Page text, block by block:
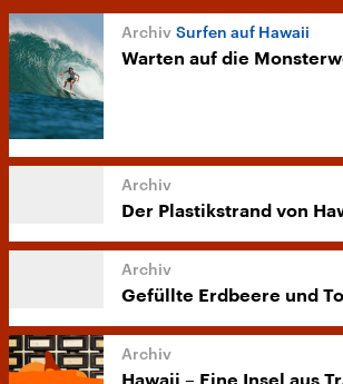
Surfen auf Hawaii
Warten auf die
Der Plastikstrand von
Gefüllte Erdbeere und